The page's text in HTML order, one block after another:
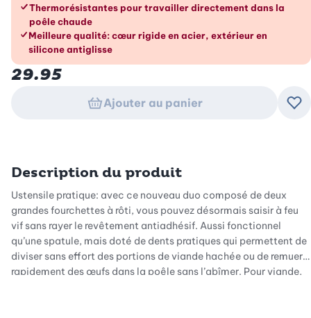
Thermorésistantes pour travailler directement dans la
poêle chaude
Meilleure qualité: cœur rigide en acier, extérieur en
silicone antiglisse
29.95
Ajouter au panier
Description du produit
Ustensile pratique: avec ce nouveau duo composé de deux
grandes fourchettes à rôti, vous pouvez désormais saisir à feu
vif sans rayer le revêtement antiadhésif. Aussi fonctionnel
qu’une spatule, mais doté de dents pratiques qui permettent de
diviser sans effort des portions de viande hachée ou de remuer
rapidement des œufs dans la poêle sans l’abîmer. Pour viande,